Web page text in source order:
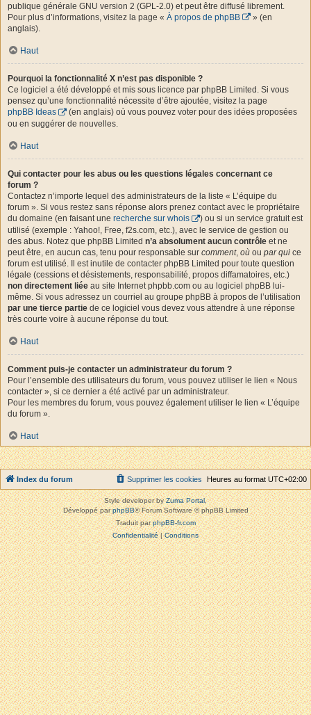
publique générale GNU version 2 (GPL-2.0) et peut être diffusé librement.
Pour plus d’informations, visitez la page « À propos de phpBB
» (en
anglais).
Haut
Pourquoi la fonctionnalité X n’est pas disponible ?
Ce logiciel a été développé et mis sous licence par phpBB Limited. Si vous
pensez qu’une fonctionnalité nécessite d’être ajoutée, visitez la page
phpBB Ideas
(en anglais) où vous pouvez voter pour des idées proposées
ou en suggérer de nouvelles.
Haut
Qui contacter pour les abus ou les questions légales concernant ce
forum ?
Contactez n’importe lequel des administrateurs de la liste « L’équipe du
forum ». Si vous restez sans réponse alors prenez contact avec le propriétaire
du domaine (en faisant une recherche sur whois
) ou si un service gratuit est
utilisé (exemple : Yahoo!, Free, f2s.com, etc.), avec le service de gestion ou
des abus. Notez que phpBB Limited n’a absolument aucun contrôle et ne
peut être, en aucun cas, tenu pour responsable sur comment, où ou par qui ce
forum est utilisé. Il est inutile de contacter phpBB Limited pour toute question
légale (cessions et désistements, responsabilité, propos diffamatoires, etc.)
non directement liée au site Internet phpbb.com ou au logiciel phpBB lui-
même. Si vous adressez un courriel au groupe phpBB à propos de l’utilisation
par une tierce partie de ce logiciel vous devez vous attendre à une réponse
très courte voire à aucune réponse du tout.
Haut
Comment puis-je contacter un administrateur du forum ?
Pour l’ensemble des utilisateurs du forum, vous pouvez utiliser le lien « Nous
contacter », si ce dernier a été activé par un administrateur.
Pour les membres du forum, vous pouvez également utiliser le lien « L’équipe
du forum ».
Haut
Index du forum Heures au format UTC+02:00
Supprimer les cookies
Style developer byZuma Portal,
Développé parphpBB® Forum Software © phpBB Limited
Traduit parphpBB-fr.com
Confidentialité|Conditions